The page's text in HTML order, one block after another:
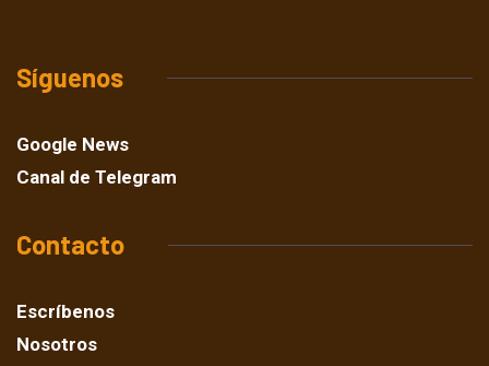
Síguenos
Google News
Canal de Telegram
Contacto
Escríbenos
Nosotros